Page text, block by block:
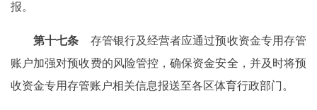
报。
第十七条 存管银行及经营者应通过预收资金专用存管
账户加强对预收费的风险管控，确保资金安全，并及时将预
收资金专用存管账户相关信息报送至各区体育行政部门。